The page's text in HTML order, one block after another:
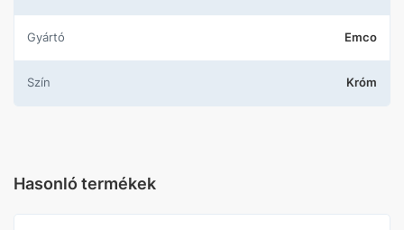
Gyártó Emco
Szín Króm
Hasonló termékek